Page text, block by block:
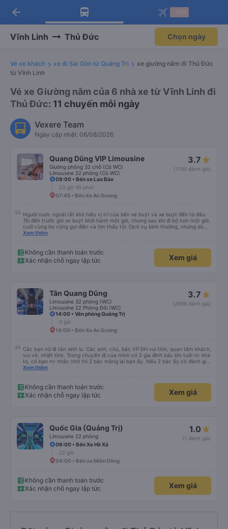
Tải app Vexere ngay!
Nhận ưu đãi thành viên độc
Mở app
Tải app Vexere
-30k/ghế khi đặt vé máy bay qua
Mở app
arrow_back
Vĩnh Linh Thủ Đức Chọn ngày
Vé xe khách xe đi Sài Gòn từ Quảng Trị
xe giường nằm đi Thủ Đức
từ Vĩnh Linh
Vé xe Giường nằm của 6 nhà xe từ Vĩnh Linh đi
Thủ Đức: 11 chuyến mỗi ngày
Vexere Team
Ngày cập nhật: 06/08/2026
Quang Dũng VIP Limousine
Giường phòng 32 chỗ (Có WC)
Limousine 22 phòng (Có WC)
3.7
(1140 đánh giá)
08:00 • Bến xe Lao Bảo
23 giờ 45 phút
07:45 • Bến Xe An Sương
Người nước ngoài rất khó hiểu vị trí của bến xe buýt và xe buýt đến từ đâu.
Tôi đến trước giờ xe buýt khởi hành một giờ, nhưng sau khi đi bộ hơn một giờ,
cuối cùng họ cũng gọi điện và tìm thấy tôi. Dịch vụ bình thường, nhưng dù
sao thì tôi ngủ ngon hơn ở khách sạn vì tôi rất thoải mái. Sẽ tuyệt hơn nếu
Xem thêm
Không cần thanh toán trước
Xác nhận chỗ ngay lập tức
Xem giá
Tân Quang Dũng
Limousine 32 phòng (WC)
Limousine 22 Phòng Đôi (WC)
3.7
(2999 đánh giá)
14:00 • Văn phòng Quảng Trị
0 giờ
14:00 • Bến Xe An Sương
Các bạn nữ lễ tân xinh iu. Các anh, chú, bác VP ĐH vui tính, quan tâm khách,
vui vẻ, nhiệt tình. Trong chuyến đi của mình có 2 gia đình bác lớn tuổi nc khá
to, có bạn nv nhắc nhở thì 2 bác mắng lại bạn ấy. Nếu 2 bác ấy có đánh giá
xấu thì mình ngược lại nha. Bạn ấy nhắc nhở rất đúng. 2 bác nói rất to. To
bạn ấy nha. Nếu bạn ấy bị trừ thì bảo bạn ấy liên hệ sđt của mình, mình hỗ
trợ ạ. Số mình đuôi 666, chuyến ĐH-NT ngày 16/1. À các bạn nữ lễ tân xinh
iu còn đổi cho mình phòng đơn sang đôi xong còn note là (một mình) yêu
Xem thêm
Không cần thanh toán trước
Xác nhận chỗ ngay lập tức
Xem giá
Quốc Gia (Quảng Trị)
Limousine 22 phòng
1.0
(1 đánh giá)
06:00 • Bến Xe Hồ Xá
22 giờ
04:00 • Bến xe Miền Đông
Không cần thanh toán trước
Xác nhận chỗ ngay lập tức
Xem giá